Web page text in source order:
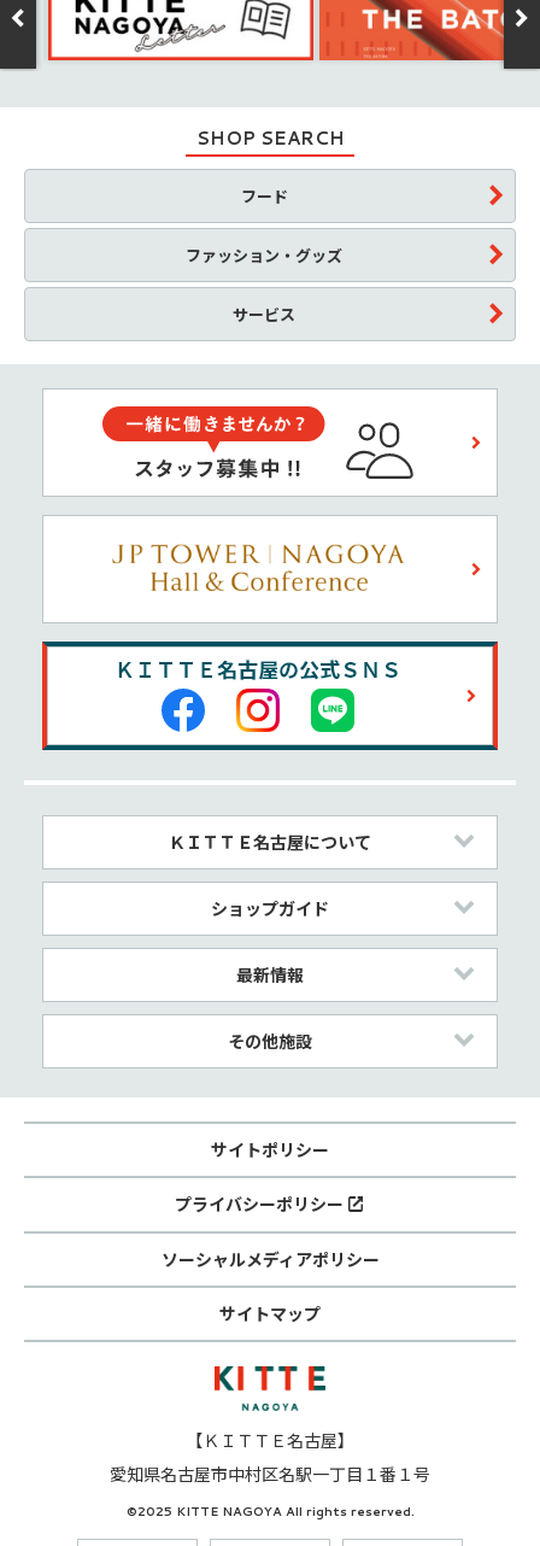
SHOP SEARCH
フード
ファッション・グッズ
サービス
ＫＩＴＴＥ名古屋について
ショップガイド
最新情報
その他施設
サイトポリシー
プライバシーポリシー
ソーシャルメディアポリシー
サイトマップ
【ＫＩＴＴＥ名古屋】
愛知県名古屋市中村区名駅一丁目１番１号
©2025 KITTE NAGOYA All rights reserved.